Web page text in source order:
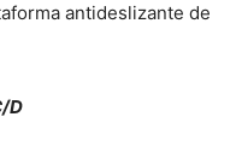
antideslizante de
D